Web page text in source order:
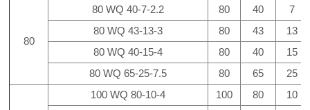
80
80 WQ 40-7-2.2 80 40
7
80 WQ 43-13-3
80 43
13
80 WQ 40-15-4
80 40
15
80 WQ 65-25-7.5
80 65 25
100 WQ 80-10-4 100 80
10